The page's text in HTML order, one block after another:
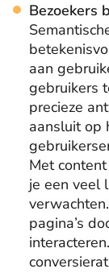
Bezoekers
aan
gebruikers
precieze
aansluit op
Met
je een veel
pagina’s